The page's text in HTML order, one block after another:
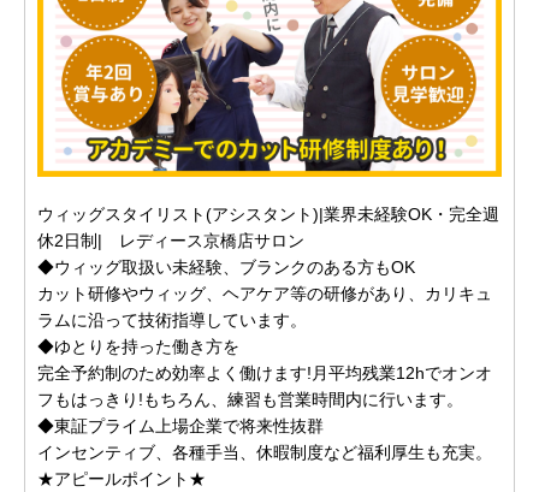
ウィッグスタイリスト(アシスタント)|業界未経験OK・完全週
休2日制| レディース京橋店サロン
◆ウィッグ取扱い未経験、ブランクのある方もOK
カット研修やウィッグ、ヘアケア等の研修があり、カリキュ
ラムに沿って技術指導しています。
◆ゆとりを持った働き方を
完全予約制のため効率よく働けます!月平均残業12hでオンオ
フもはっきり!もちろん、練習も営業時間内に行います。
◆東証プライム上場企業で将来性抜群
インセンティブ、各種手当、休暇制度など福利厚生も充実。
★アピールポイント★